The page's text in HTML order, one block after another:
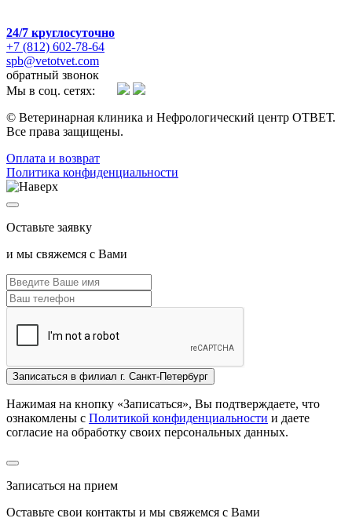
24/7 круглосуточно
+7 (812) 602-78-64
spb@vetotvet.com
обратный звонок
Мы в соц. сетях:
© Ветеринарная клиника и Нефрологический центр ОТВЕТ.
Все права защищены.
Oплата и возврат
Политика конфиденциальности
Оставьте заявку
и мы свяжемся с Вами
Записаться в филиал г. Санкт-Петербург
Нажимая на кнопку «Записаться», Вы подтверждаете, что
ознакомлены с Политикой конфиденциальности и даете
согласие на обработку своих персональных данных.
Записаться на прием
Оставьте свои контакты и мы свяжемся с Вами